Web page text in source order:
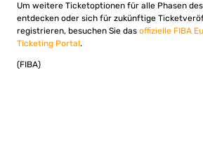
Um weitere Ticketoptionen für alle Phasen
entdecken oder sich für zukünftige
registrieren, besuchen Sie das offizielle FIBA
Ticketing Portal.
(FIBA)